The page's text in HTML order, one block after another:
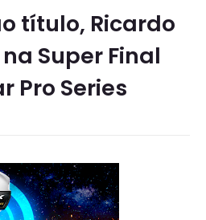
título, Ricardo
Super Final
Pro Series